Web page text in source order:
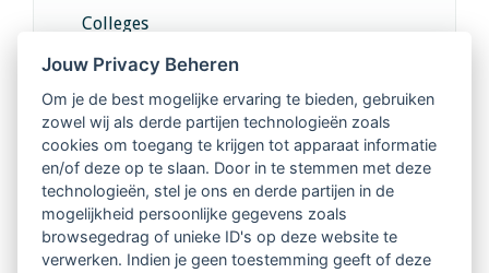
Colleges
Intervisie met geregistreerde vakgenoten
Netwerk van 2100 professionals in 14
regio's
Vindbaar voor opdrachtgevers
Tijdschrift voor
Jouw Privacy Beheren
Om je de best mogelijke ervaring te bieden, gebruiken
zowel wij als derde partijen technologieën zoals
cookies om toegang te krijgen tot apparaat informatie
en/of deze op te slaan. Door in te stemmen met deze
technologieën, stel je ons en derde partijen in de
mogelijkheid persoonlijke gegevens zoals
browsegedrag of unieke ID's op deze website te
verwerken. Indien je geen toestemming geeft of deze